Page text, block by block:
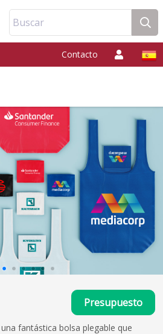
Buscar
Contacto
Presupuesto
fantástica bolsa plegable que